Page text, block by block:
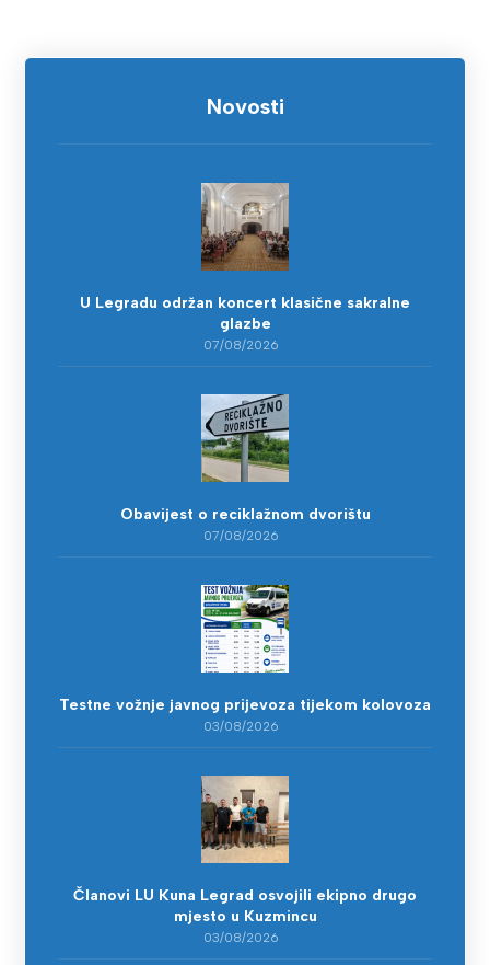
Novosti
U Legradu održan koncert klasične sakralne
glazbe
07/08/2026
Obavijest o reciklažnom dvorištu
07/08/2026
Testne vožnje javnog prijevoza tijekom kolovoza
03/08/2026
Članovi LU Kuna Legrad osvojili ekipno drugo
mjesto u Kuzmincu
03/08/2026